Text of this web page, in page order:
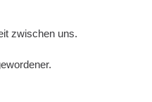
zwischen uns.